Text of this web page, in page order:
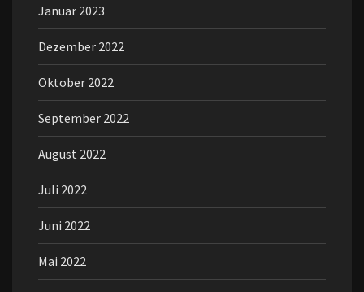
Januar 2023
Dezember 2022
Oktober 2022
September 2022
August 2022
Juli 2022
Juni 2022
Mai 2022